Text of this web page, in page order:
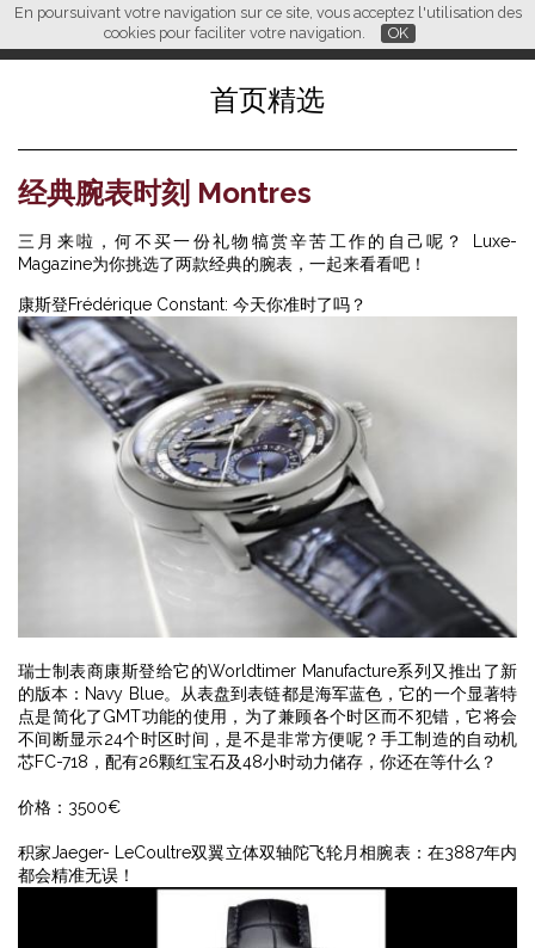
En poursuivant votre navigation sur ce site, vous acceptez l'utilisation des
cookies pour faciliter votre navigation.
OK
FR EN CN
L M
首页精选
经典腕表时刻 Montres
三月来啦，何不买一份礼物犒赏辛苦工作的自己呢？ Luxe-
Magazine为你挑选了两款经典的腕表，一起来看看吧！
康斯登Frédérique Constant: 今天你准时了吗？
瑞士制表商康斯登给它的Worldtimer Manufacture系列又推出了新
的版本：Navy Blue。从表盘到表链都是海军蓝色，它的一个显著特
点是简化了GMT功能的使用，为了兼顾各个时区而不犯错，它将会
不间断显示24个时区时间，是不是非常方便呢？手工制造的自动机
芯FC-718，配有26颗红宝石及48小时动力储存，你还在等什么？
价格：3500€
积家Jaeger- LeCoultre双翼立体双轴陀飞轮月相腕表：在3887年内
都会精准无误！